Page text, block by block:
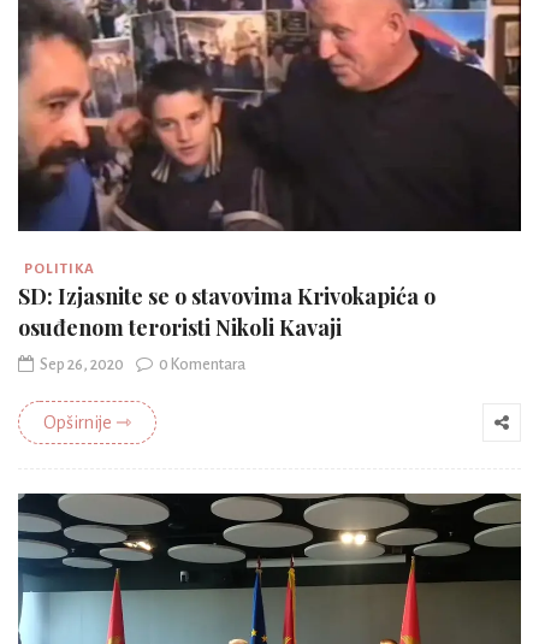
POLITIKA
SD: Izjasnite se o stavovima Krivokapića o
osuđenom teroristi Nikoli Kavaji
Sep 26, 2020 0 Komentara
Opširnije ⇾